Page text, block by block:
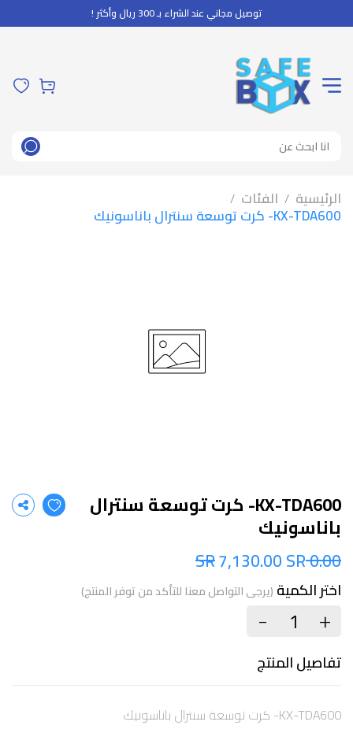
توصيل مجاني عند الشراء بـ 300 ريال وأكثر !
الرئيسية / الفئات /
KX-TDA600- كرت توسعة سنترال باناسونيك
KX-TDA600- كرت توسعة سنترال
باناسونيك
0.00 SR
7,130.00 SR
اختر الكمية (يرجى التواصل معنا للتأكد من توفر المنتج)
+
-
تفاصيل المنتج
KX-TDA600- كرت توسعة سنترال باناسونيك